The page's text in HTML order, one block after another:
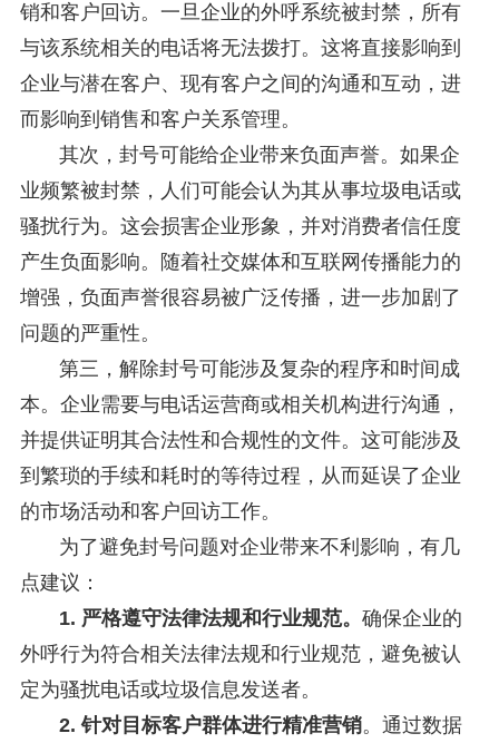
销和客户回访。一旦企业的外呼系统被封禁，所有
与该系统相关的电话将无法拨打。这将直接影响到
企业与潜在客户、现有客户之间的沟通和互动，进
而影响到销售和客户关系管理。
其次，封号可能给企业带来负面声誉。如果企
业频繁被封禁，人们可能会认为其从事垃圾电话或
骚扰行为。这会损害企业形象，并对消费者信任度
产生负面影响。随着社交媒体和互联网传播能力的
增强，负面声誉很容易被广泛传播，进一步加剧了
问题的严重性。
第三，解除封号可能涉及复杂的程序和时间成
本。企业需要与电话运营商或相关机构进行沟通，
并提供证明其合法性和合规性的文件。这可能涉及
到繁琐的手续和耗时的等待过程，从而延误了企业
的市场活动和客户回访工作。
为了避免封号问题对企业带来不利影响，有几
点建议：
1. 严格遵守法律法规和行业规范。 确保企业的
外呼行为符合相关法律法规和行业规范，避免被认
定为骚扰电话或垃圾信息发送者。
2. 针对目标客户群体进行精准营销。通过数据